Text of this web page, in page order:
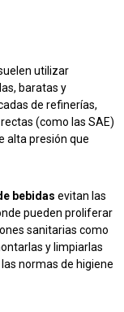
utilizar
baratas y
de refinerías,
(como las SAE)
alta presión que
bebidas evitan las
pueden proliferar
sanitarias como
y limpiarlas
normas de higiene